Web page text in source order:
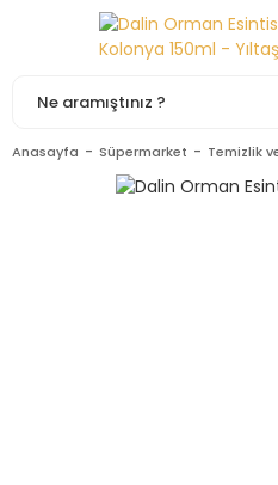
Anasayfa Süpermarket Temizlik